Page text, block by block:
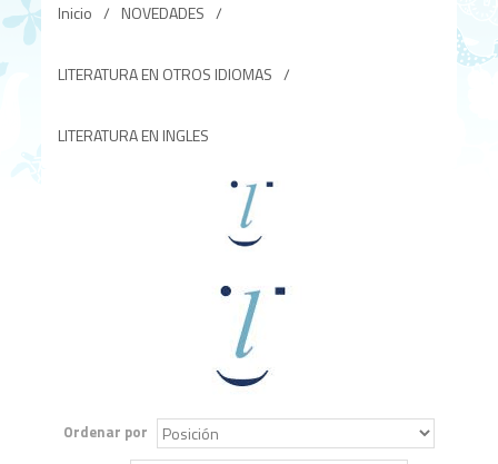
Inicio / NOVEDADES /
LITERATURA EN OTROS IDIOMAS /
LITERATURA EN INGLES
Ordenar por